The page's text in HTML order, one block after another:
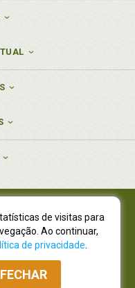
0001-19
0001-80
7665, São Lourenço |
82210-310
Atacado: (41) 4009-3939
de visitas para
Ao continuar,
de privacidade